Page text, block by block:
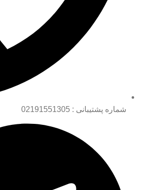
شماره پشتیبانی : 02191551305